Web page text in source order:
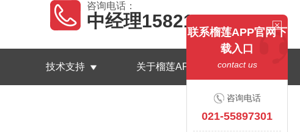
咨询电话：
中经理15821252045
技术支持 关于榴莲APP官网下载入口
联系榴莲APP官网下
载入口
contact us
咨询电话
021-55897301